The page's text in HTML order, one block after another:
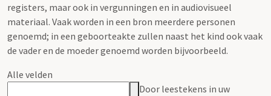
registers, maar ook in vergunningen en in audiovisueel
materiaal. Vaak worden in een bron meerdere personen
genoemd; in een geboorteakte zullen naast het kind ook vaak
de vader en de moeder genoemd worden bijvoorbeeld.
Alle velden
Door leestekens in uw